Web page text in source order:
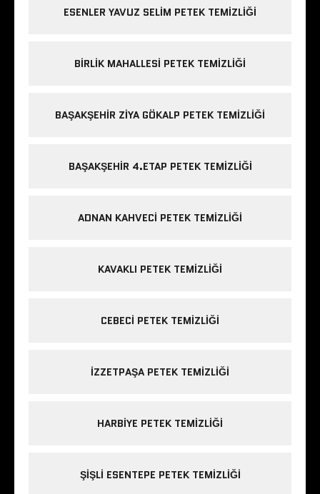
ESENLER YAVUZ SELIM PETEK TEMIZLIĞI
BIRLIK MAHALLESI PETEK TEMIZLIĞI
BAŞAKŞEHIR ZIYA GÖKALP PETEK TEMIZLIĞI
BAŞAKŞEHIR 4.ETAP PETEK TEMIZLIĞI
ADNAN KAHVECI PETEK TEMIZLIĞI
KAVAKLI PETEK TEMIZLIĞI
CEBECI PETEK TEMIZLIĞI
IZZETPAŞA PETEK TEMIZLIĞI
HARBIYE PETEK TEMIZLIĞI
ŞIŞLI ESENTEPE PETEK TEMIZLIĞI